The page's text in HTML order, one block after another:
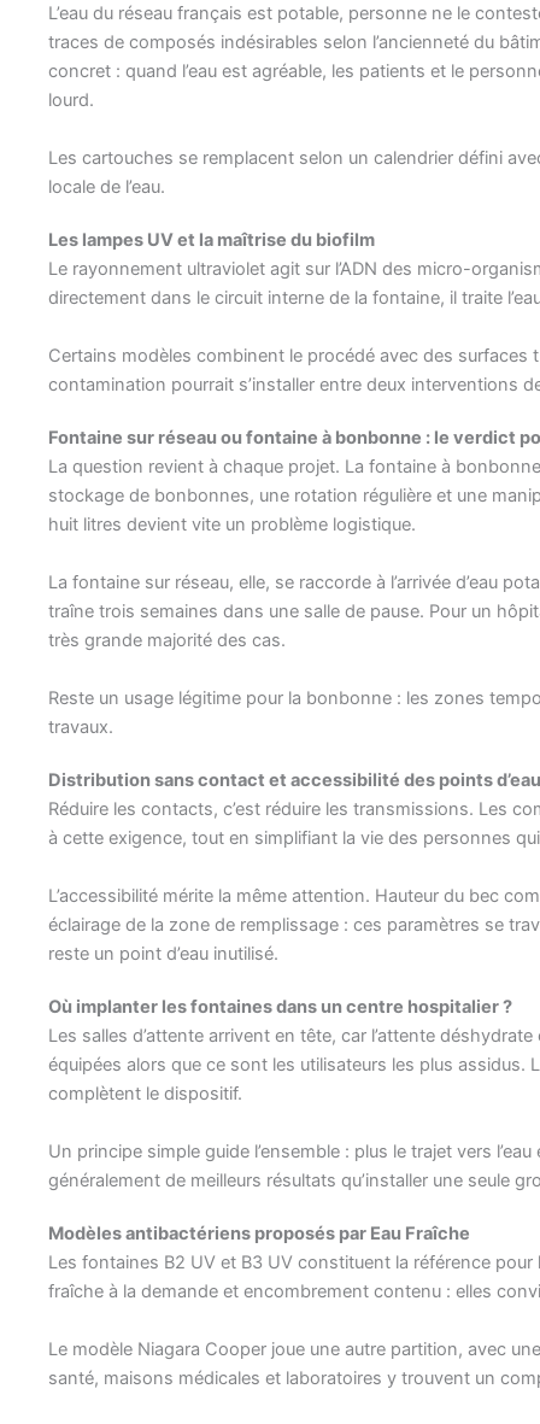
L’eau du réseau français est potable, personne ne le
traces de composés indésirables selon l’ancienneté du
concret : quand l’eau est agréable, les patients et le
lourd.
Les cartouches se remplacent selon un calendrier défini
locale de l’eau.
Les lampes UV et la maîtrise du biofilm
Le rayonnement ultraviolet agit sur l’ADN des micro-
directement dans le circuit interne de la fontaine, il traite
Certains modèles combinent le procédé avec des surfaces
contamination pourrait s’installer entre deux interventions
Fontaine sur réseau ou fontaine à bonbonne : le verdict
La question revient à chaque projet. La fontaine à
stockage de bonbonnes, une rotation régulière et une
huit litres devient vite un problème logistique.
La fontaine sur réseau, elle, se raccorde à l’arrivée d’eau
traîne trois semaines dans une salle de pause. Pour un
très grande majorité des cas.
Reste un usage légitime pour la bonbonne : les zones
travaux.
Distribution sans contact et accessibilité des points d’eau
Réduire les contacts, c’est réduire les transmissions. Les
à cette exigence, tout en simplifiant la vie des personnes
L’accessibilité mérite la même attention. Hauteur du bec
éclairage de la zone de remplissage : ces paramètres se
reste un point d’eau inutilisé.
Où implanter les fontaines dans un centre hospitalier ?
Les salles d’attente arrivent en tête, car l’attente
équipées alors que ce sont les utilisateurs les plus assidus.
complètent le dispositif.
Un principe simple guide l’ensemble : plus le trajet vers
généralement de meilleurs résultats qu’installer une seule
Modèles antibactériens proposés par Eau Fraîche
Les fontaines B2 UV et B3 UV constituent la référence
fraîche à la demande et encombrement contenu : elles
Le modèle Niagara Cooper joue une autre partition, avec
santé, maisons médicales et laboratoires y trouvent un